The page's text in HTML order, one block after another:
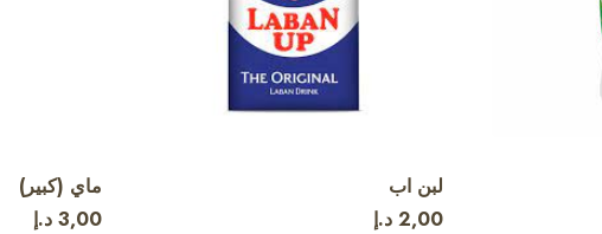
لبن اب
2,00 د.إ
ماي (كبير)
3,00 د.إ